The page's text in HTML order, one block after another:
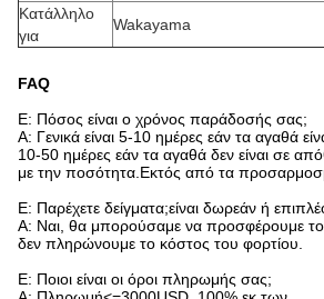
Κατάλληλο
για
Wakayama
FAQ
Ε: Πόσος είναι ο χρόνος παράδοσής σας;
Α: Γενικά είναι 5-10 ημέρες εάν τα αγαθά
10-50 ημέρες εάν τα αγαθά δεν είναι σε
με την ποσότητα.Εκτός από τα
Ε: Παρέχετε δείγματα;είναι δωρεάν ή
Α: Ναι, θα μπορούσαμε να προσφέρουμε
δεν πληρώνουμε το κόστος του φορτίου.
Ε: Ποιοι είναι οι όροι πληρωμής σας;